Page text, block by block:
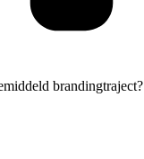
brandingtraject?